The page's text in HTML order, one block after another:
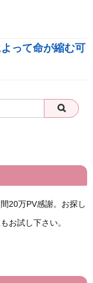
って命が縮む可
20万PV感謝。お探し
もお試し下さい。